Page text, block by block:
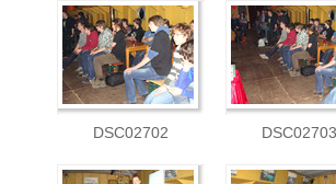
DSC02702 DSC02703